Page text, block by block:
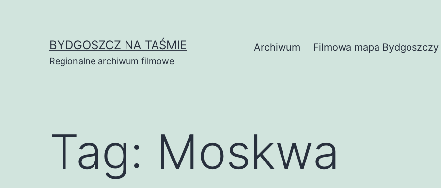
BYDGOSZCZ NA TAŚMIE
Regionalne archiwum filmowe
Archiwum Filmowa mapa Bydgoszczy
Tag: Moskwa